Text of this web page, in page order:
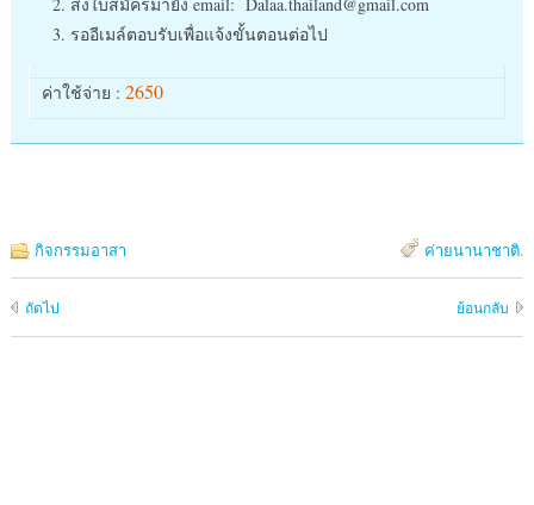
รออีเมล์ตอบรับเพื่อแจ้งขั้นตอนต่อไป
ค่าใช้จ่าย : 2650
กิจกรรมอาสา ค่ายนานาชาติ.
ถัดไป ย้อนกลับ